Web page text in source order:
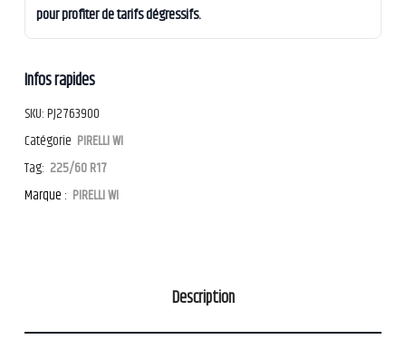
pour profiter de tarifs dégressifs.
Infos rapides
SKU:PJ2763900
Catégorie PIRELLI WI
Tag: 225/60 R17
Marque : PIRELLI WI
Description